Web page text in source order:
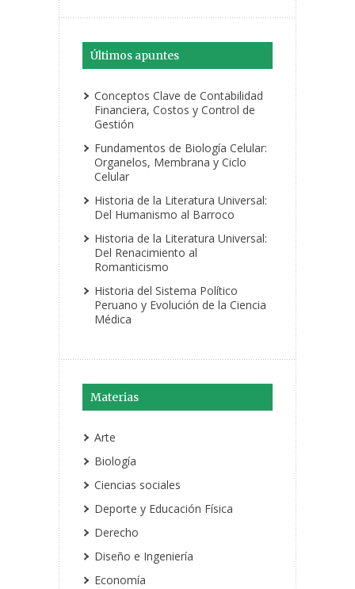
Últimos apuntes
Conceptos Clave de Contabilidad
Financiera, Costos y Control de
Gestión
Fundamentos de Biología Celular:
Organelos, Membrana y Ciclo
Celular
Historia de la Literatura Universal:
Del Humanismo al Barroco
Historia de la Literatura Universal:
Del Renacimiento al
Romanticismo
Historia del Sistema Político
Peruano y Evolución de la Ciencia
Médica
Materias
Arte
Biología
Ciencias sociales
Deporte y Educación Física
Derecho
Diseño e Ingeniería
Economía